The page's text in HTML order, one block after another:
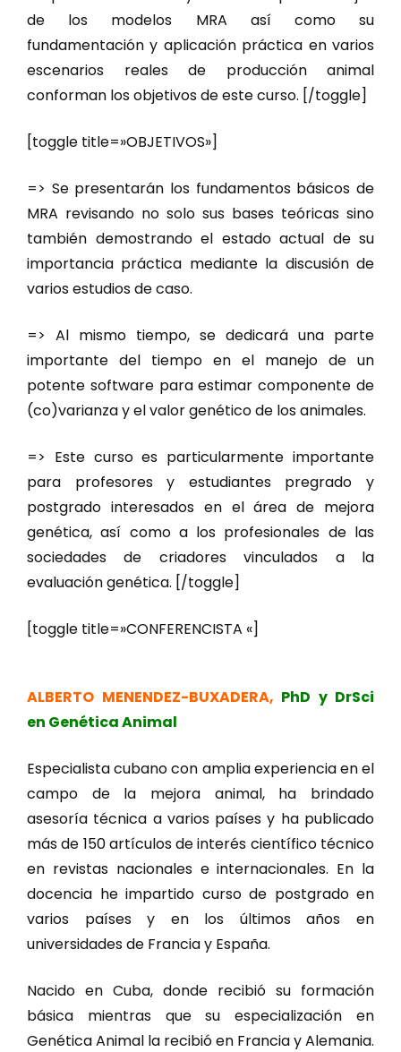
de los modelos MRA así como su
fundamentación y aplicación práctica en varios
escenarios reales de producción animal
conforman los objetivos de este curso. [/toggle]
[toggle title=»OBJETIVOS»]
=> Se presentarán los fundamentos básicos de
MRA revisando no solo sus bases teóricas sino
también demostrando el estado actual de su
importancia práctica mediante la discusión de
varios estudios de caso.
=> Al mismo tiempo, se dedicará una parte
importante del tiempo en el manejo de un
potente software para estimar componente de
(co)varianza y el valor genético de los animales.
=> Este curso es particularmente importante
para profesores y estudiantes pregrado y
postgrado interesados en el área de mejora
genética, así como a los profesionales de las
sociedades de criadores vinculados a la
evaluación genética. [/toggle]
[toggle title=»CONFERENCISTA «]
ALBERTO MENENDEZ-BUXADERA, PhD y DrSci
en Genética Animal
Especialista cubano con amplia experiencia en el
campo de la mejora animal, ha brindado
asesoría técnica a varios países y ha publicado
más de 150 artículos de interés científico técnico
en revistas nacionales e internacionales. En la
docencia he impartido curso de postgrado en
varios países y en los últimos años en
universidades de Francia y España.
Nacido en Cuba, donde recibió su formación
básica mientras que su especialización en
Genética Animal la recibió en Francia y Alemania.